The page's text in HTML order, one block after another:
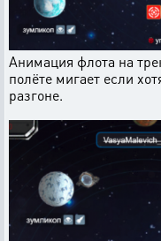
Анимация флота на
полёте мигает если
разгоне.